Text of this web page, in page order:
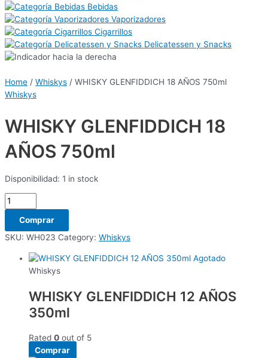
Bebidas
Vaporizadores
Cigarrillos
Delicatessen y Snacks
Home / Whiskys / WHISKY GLENFIDDICH 18 AÑOS 750ml
Whiskys
WHISKY GLENFIDDICH 18
AÑOS 750ml
Disponibilidad: 1 in stock
Comprar
SKU: WH023 Category: Whiskys
Agotado
Whiskys
WHISKY GLENFIDDICH 12 AÑOS
350ml
Rated 0 out of 5
Comprar